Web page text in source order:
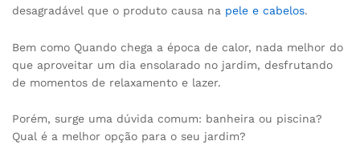
desagradável que o produto causa na pele e cabelos.
Bem como Quando chega a época de calor, nada melhor do
que aproveitar um dia ensolarado no jardim, desfrutando
de momentos de relaxamento e lazer.
Porém, surge uma dúvida comum: banheira ou piscina?
Qual é a melhor opção para o seu jardim?